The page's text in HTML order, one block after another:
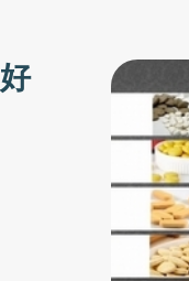
度是藥物保存的常見
不僅能保護藥效，還
藥品後應妥善回收丟